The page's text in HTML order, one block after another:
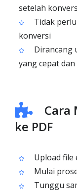
setelah
Tidak
konversi
Dirancang
yang cepat
Cara
ke PDF
Upload file
Mulai
Tunggu